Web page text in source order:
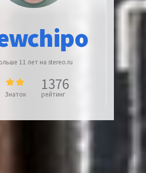
11 лет на stereo.ru
Знаток
1376
рейтинг